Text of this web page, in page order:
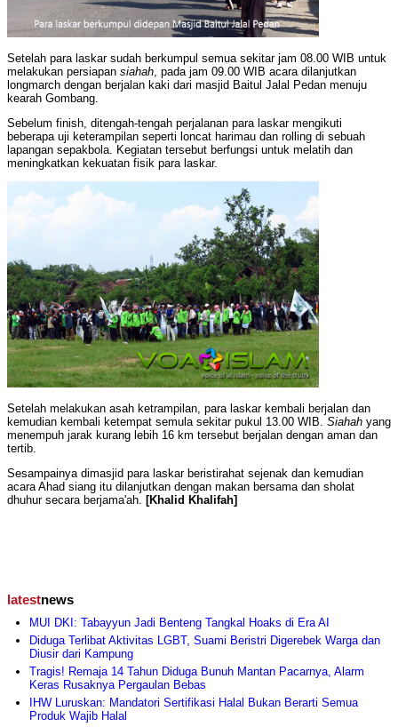
Setelah para laskar sudah berkumpul semua sekitar jam 08.00 WIB untuk
melakukan persiapan siahah, pada jam 09.00 WIB acara dilanjutkan
longmarch dengan berjalan kaki dari masjid Baitul Jalal Pedan menuju
kearah Gombang.
Sebelum finish, ditengah-tengah perjalanan para laskar mengikuti
beberapa uji keterampilan seperti loncat harimau dan rolling di sebuah
lapangan sepakbola. Kegiatan tersebut berfungsi untuk melatih dan
meningkatkan kekuatan fisik para laskar.
Setelah melakukan asah ketrampilan, para laskar kembali berjalan dan
kemudian kembali ketempat semula sekitar pukul 13.00 WIB. Siahah yang
menempuh jarak kurang lebih 16 km tersebut berjalan dengan aman dan
tertib.
Sesampainya dimasjid para laskar beristirahat sejenak dan kemudian
acara Ahad siang itu dilanjutkan dengan makan bersama dan sholat
dhuhur secara berjama'ah. [Khalid Khalifah]
latestnews
MUI DKI: Tabayyun Jadi Benteng Tangkal Hoaks di Era AI
Diduga Terlibat Aktivitas LGBT, Suami Beristri Digerebek Warga dan
Diusir dari Kampung
Tragis! Remaja 14 Tahun Diduga Bunuh Mantan Pacarnya, Alarm
Keras Rusaknya Pergaulan Bebas
IHW Luruskan: Mandatori Sertifikasi Halal Bukan Berarti Semua
Produk Wajib Halal